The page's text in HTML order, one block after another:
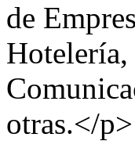
de
otras.</